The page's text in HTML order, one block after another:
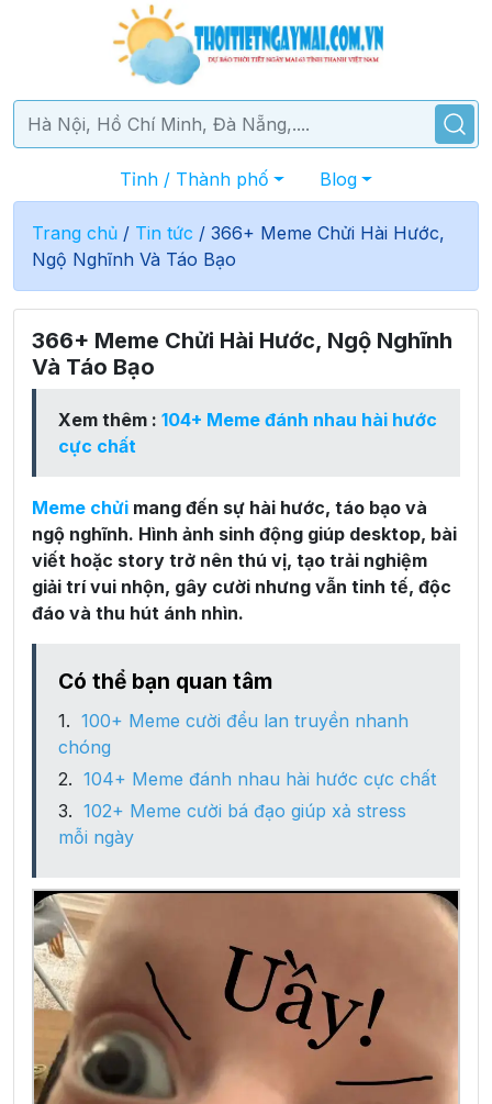
Tỉnh / Thành phố Blog
Trang chủ / Tin tức / 366+ Meme Chửi Hài Hước,
Ngộ Nghĩnh Và Táo Bạo
366+ Meme Chửi Hài Hước, Ngộ Nghĩnh
Và Táo Bạo
Xem thêm : 104+ Meme đánh nhau hài hước
cực chất
Meme chửi mang đến sự hài hước, táo bạo và
ngộ nghĩnh. Hình ảnh sinh động giúp desktop, bài
viết hoặc story trở nên thú vị, tạo trải nghiệm
giải trí vui nhộn, gây cười nhưng vẫn tinh tế, độc
đáo và thu hút ánh nhìn.
Có thể bạn quan tâm
100+ Meme cười đểu lan truyền nhanh
chóng
104+ Meme đánh nhau hài hước cực chất
102+ Meme cười bá đạo giúp xả stress
mỗi ngày